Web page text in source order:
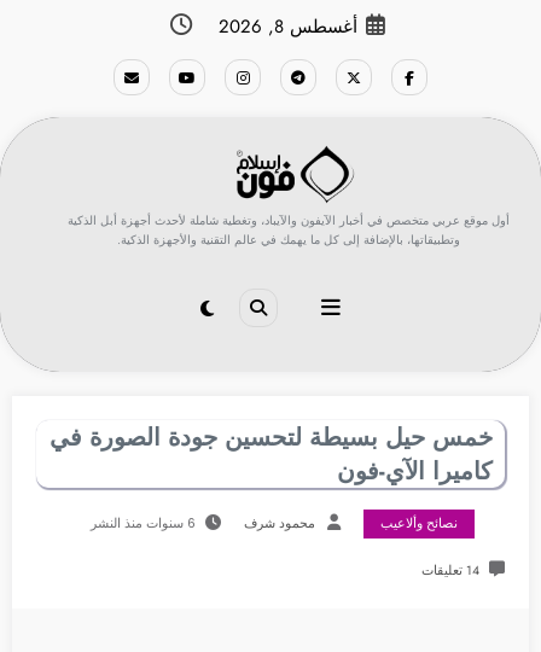
أغسطس 8, 2026
أول موقع عربي متخصص في أخبار الآيفون والآيباد، وتغطية شاملة لأحدث أجهزة أبل الذكية
وتطبيقاتها، بالإضافة إلى كل ما يهمك في عالم التقنية والأجهزة الذكية.
خمس حيل بسيطة لتحسين جودة الصورة في
كاميرا الآي-فون
نصائح وألاعيب محمود شرف 6 سنوات منذ النشر
14 تعليقات